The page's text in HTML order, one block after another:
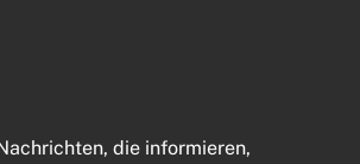
die informieren,